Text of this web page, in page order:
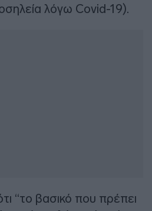
λόγω Covid-19).
“το βασικό που πρέπει